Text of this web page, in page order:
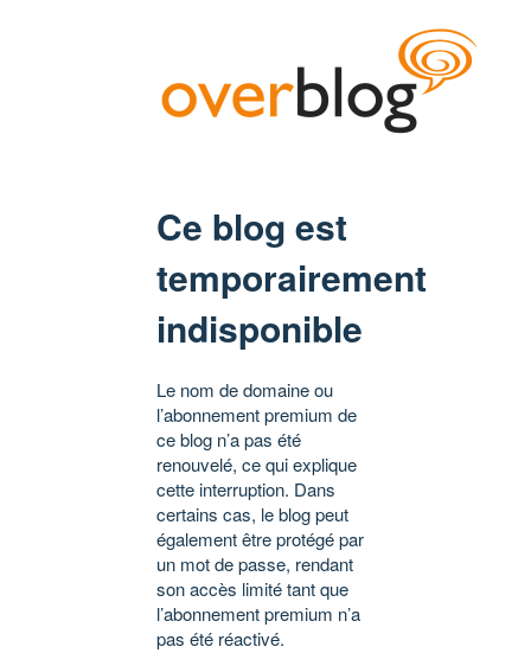
Ce blog est
temporairement
indisponible
Le nom de domaine ou
l’abonnement premium de
ce blog n’a pas été
renouvelé, ce qui explique
cette interruption. Dans
certains cas, le blog peut
également être protégé par
un mot de passe, rendant
son accès limité tant que
l’abonnement premium n’a
pas été réactivé.